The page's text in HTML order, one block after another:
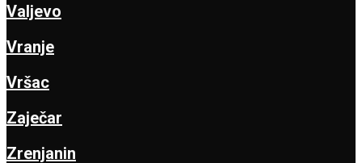
Valjevo
Vranje
Vršac
Zaječar
Zrenjanin